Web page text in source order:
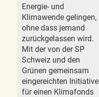
Energie- und
Klimawende gelingen,
ohne dass jemand
zurückgelassen wird.
Mit der von der SP
Schweiz und den
Grünen gemeinsam
eingereichten Initiative
für einen Klimafonds